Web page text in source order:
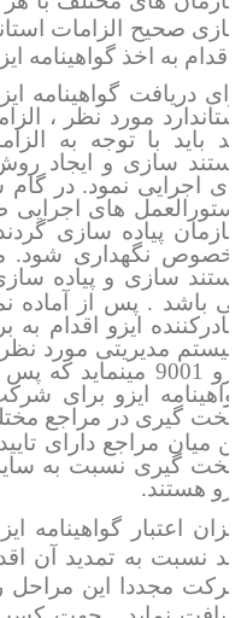
، اقدام به اخذ گواهینامه
برای دریافت گواهینامه
استاندارد مورد نظر ،
بعد باید با توجه به
مستند سازی و ایجاد
های اجرایی نمود. در
دستورالعمل های
سازمان پیاده سازی
مخصوص نگهداری شود.
مستند سازی و پیاده
می باشد . پس از آماده
صادرکننده ایزو اقدام
سیستم مدیریتی مورد
ایزو 9001
گواهینامه ایزو برای
سخت گیری در مراجع
این میان مراجع دارای
سخت گیری نسبت به سایر
ایزو هستند.
میزان اعتبار
باید نسبت به تمدید آن
شرکت مجددا این مراحل